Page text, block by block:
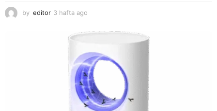
by editor 3 hafta ago
y
o